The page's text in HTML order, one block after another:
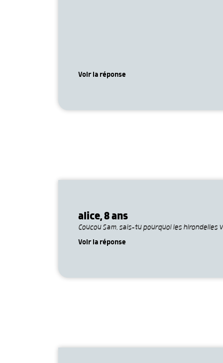
Voir la réponse
alice, 8 ans
Coucou Sam, sais-tu pourquoi les hirondelles
Voir la réponse